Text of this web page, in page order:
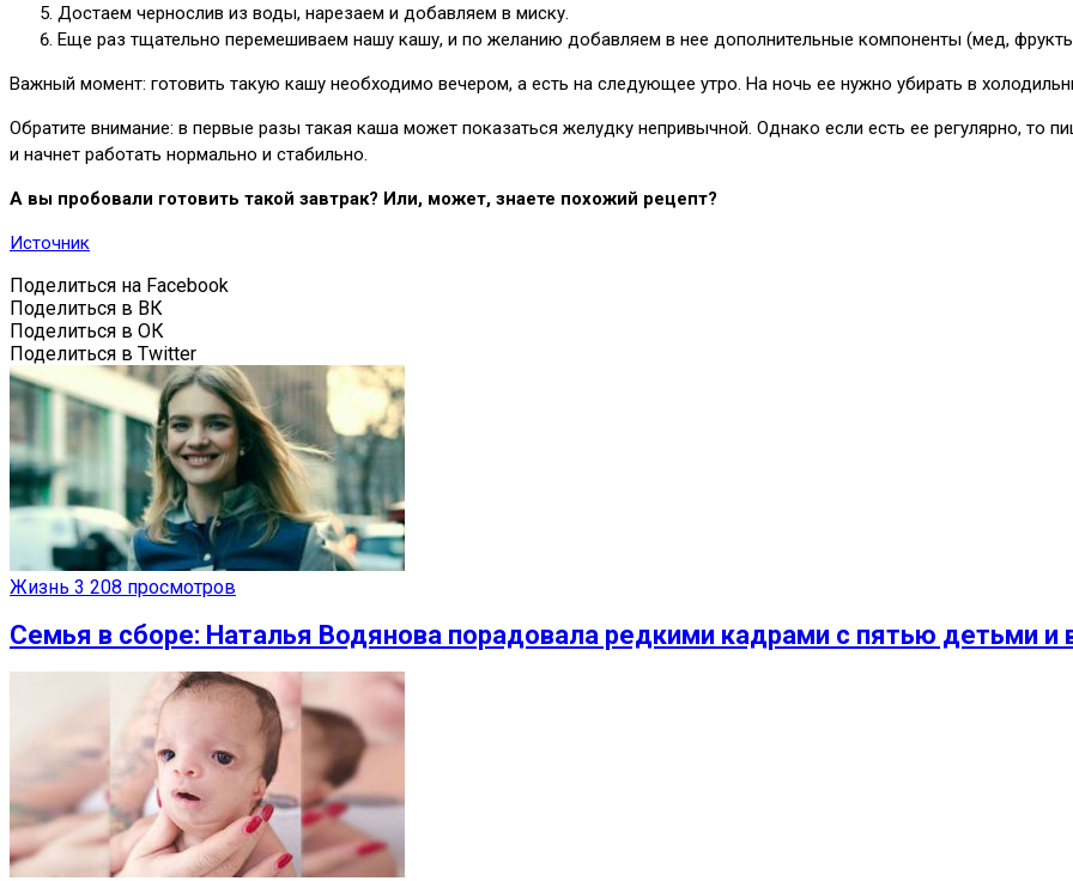
Достаем чернослив из воды, нарезаем и добавляем в миску.
Еще раз тщательно перемешиваем нашу кашу, и по желанию добавляем в нее дополнительные компоненты (мед,
Важный момент: готовить такую кашу необходимо вечером, а есть на следующее утро. На ночь ее нужно убирать в
Обратите внимание: в первые разы такая каша может показаться желудку непривычной. Однако если есть ее регулярно, то
и начнет работать нормально и стабильно.
А вы пробовали готовить такой завтрак? Или, может, знаете похожий рецепт?
Источник
Поделиться на Facebook
Поделиться в ВК
Поделиться в ОК
Поделиться в Twitter
Жизнь 3 208 просмотров
Семья в сборе: Наталья Водянова порадовала редкими кадрами с пятью детьми